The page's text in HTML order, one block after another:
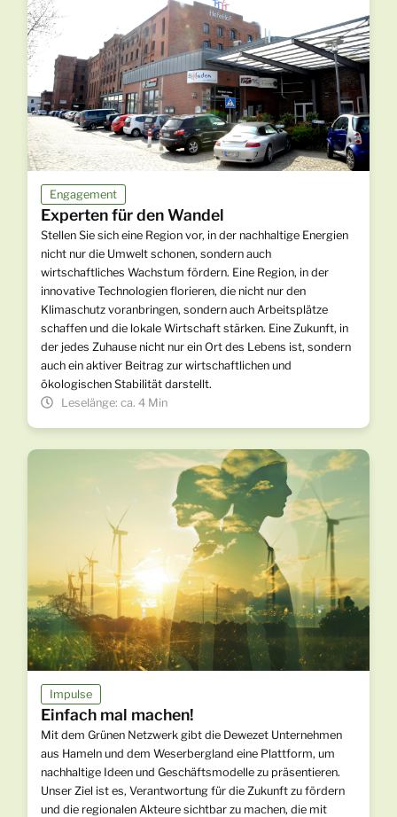
Engagement
Experten für den Wandel
Stellen Sie sich eine Region vor, in der nachhaltige Energien
nicht nur die Umwelt schonen, sondern auch
wirtschaftliches Wachstum fördern. Eine Region, in der
innovative Technologien florieren, die nicht nur den
Klimaschutz voranbringen, sondern auch Arbeitsplätze
schaffen und die lokale Wirtschaft stärken. Eine Zukunft, in
der jedes Zuhause nicht nur ein Ort des Lebens ist, sondern
auch ein aktiver Beitrag zur wirtschaftlichen und
ökologischen Stabilität darstellt.
Leselänge: ca. 4 Min
Impulse
Einfach mal machen!
Mit dem Grünen Netzwerk gibt die Dewezet Unternehmen
aus Hameln und dem Weserbergland eine Plattform, um
nachhaltige Ideen und Geschäftsmodelle zu präsentieren.
Unser Ziel ist es, Verantwortung für die Zukunft zu fördern
und die regionalen Akteure sichtbar zu machen, die mit